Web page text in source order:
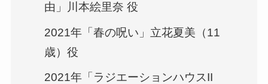
由」川本絵里奈 役
2021年「春の呪い」立花夏美（11
歳）役
2021年「ラジエーションハウスII